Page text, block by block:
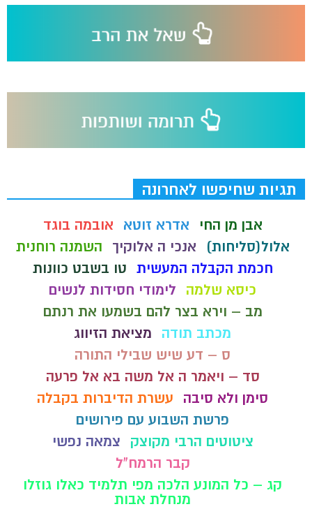
תגיות שחיפשו לאחרונה
אבן מן החי אדרא זוטא
אובמה בוגד
אלול(סליחות)
אנכי ה אלוקיך
השמנה רוחנית
חכמת הקבלה המעשית טו בשבט כוונות
כיסא שלמה
לימודי חסידות לנשים
מב – וירא בצר להם בשמעו את רנתם
מכתב תודה
מציאת הזיווג
ס – דע שיש שבילי התורה
סד – ויאמר ה אל משה בא אל פרעה
סימן ולא סיבה
עשרת הדיברות בקבלה
פרשת השבוע עם פירושים
ציטוטים הרבי מקוצק
צמאה נפשי
קבר הרמח"ל
קג – כל המונע הלכה מפי תלמיד כאלו גוזלו
מנחלת אבות